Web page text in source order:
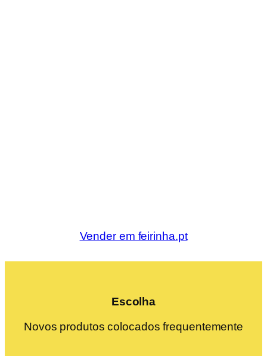
Vender em feirinha.pt
Escolha
Novos produtos colocados frequentemente